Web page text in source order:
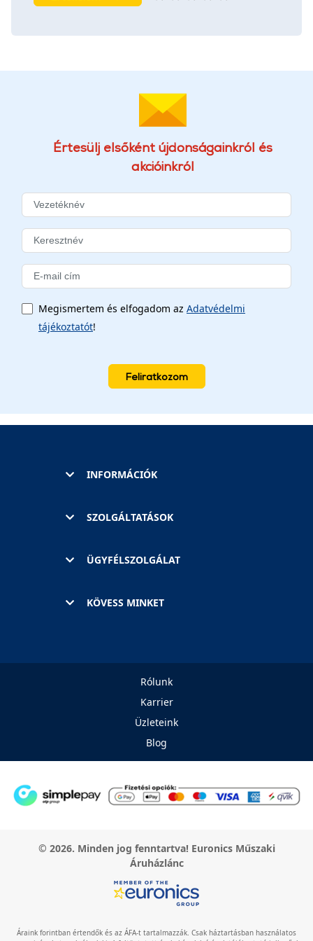
Értesülj elsőként újdonságainkról és
akcióinkról
Megismertem és elfogadom az Adatvédelmi
tájékoztatót!
Feliratkozom
INFORMÁCIÓK
SZOLGÁLTATÁSOK
ÜGYFÉLSZOLGÁLAT
KÖVESS MINKET
Rólunk
Karrier
Üzleteink
Blog
© 2026. Minden jog fenntartva! Euronics Műszaki
Áruházlánc
Áraink forintban értendők és az ÁFA-t tartalmazzák. Csak háztartásban használatos